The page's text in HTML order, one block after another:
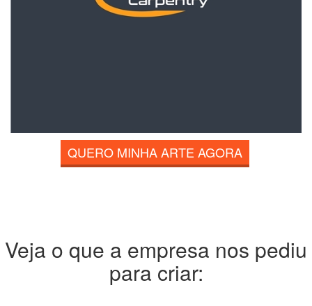
QUERO MINHA ARTE AGORA
Veja o que a empresa nos pediu
para criar: